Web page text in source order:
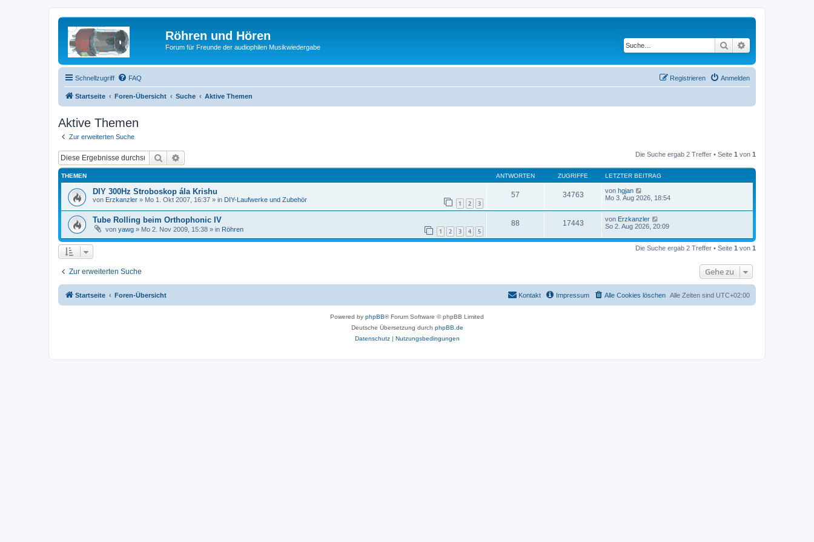
Röhren und Hören
Forum für Freunde der audiophilen Musikwiedergabe Suche
Schnellzugriff FAQ Anmelden
Registrieren
Startseite Foren-Übersicht Suche Aktive Themen
Aktive Themen
Zur erweiterten Suche
Suche Die Suche ergab 2 Treffer • Seite 1 von 1
THEMEN ANTWORTEN ZUGRIFFE LETZTER BEITRAG
DIY 300Hz Stroboskop ála Krishu
von Erzkanzler » Mo 1. Okt 2007, 16:37 » in DIY-Laufwerke und Zubehör 1 2 3
57 34763 von hgjan
Mo 3. Aug 2026, 18:54
Tube Rolling beim Orthophonic IV
von yawg » Mo 2. Nov 2009, 15:38 » in Röhren 1 2 3 4 5
88 17443 von Erzkanzler
So 2. Aug 2026, 20:09
Die Suche ergab 2 Treffer • Seite 1 von 1
Zur erweiterten Suche Gehe zu
Startseite Foren-Übersicht Alle Zeiten sind UTC+02:00
Alle Cookies löschen
Impressum
Kontakt
Powered by phpBB® Forum Software © phpBB Limited
Deutsche Übersetzung durch phpBB.de
Datenschutz| Nutzungsbedingungen